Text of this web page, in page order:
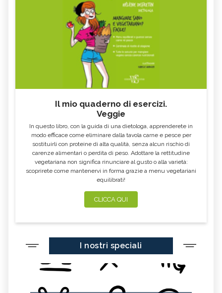
Il mio quaderno di esercizi.
Veggie
In questo libro, con la guida di una dietologa, apprenderete in
modo efficace come eliminare dalla tavola carne e pesce per
sostituirli con proteine di alta qualità, senza alcun rischio di
carenze alimentari o perdita di peso. Adottare la rettitudine
vegetariana non significa rinunciare al gusto o alla varietà:
scoprirete come mantenervi in forma grazie a menu vegetariani
equilibrati!
CLICCA QUI
I nostri speciali